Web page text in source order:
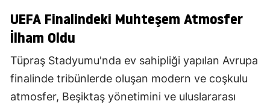
UEFA Finalindeki Muhteşem Atmosfer
İlham Oldu
Tüpraş Stadyumu'nda ev sahipliği yapılan Avrupa
finalinde tribünlerde oluşan modern ve coşkulu
atmosfer, Beşiktaş yönetimini ve uluslararası